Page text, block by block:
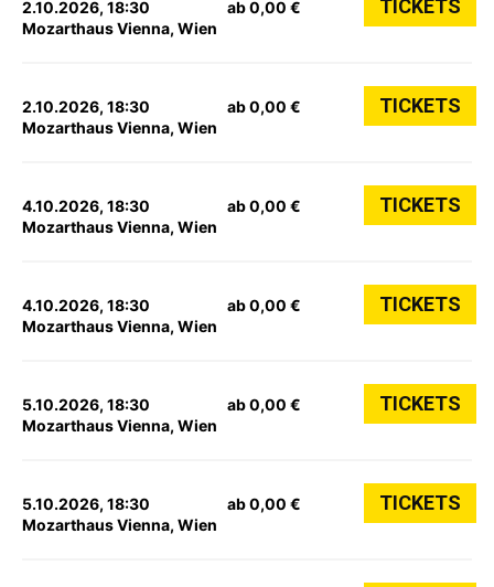
2.10.2026, 18:30
Mozarthaus Vienna, Wien
ab 0,00 € TICKETS
2.10.2026, 18:30
Mozarthaus Vienna, Wien
ab 0,00 € TICKETS
4.10.2026, 18:30
Mozarthaus Vienna, Wien
ab 0,00 € TICKETS
4.10.2026, 18:30
Mozarthaus Vienna, Wien
ab 0,00 € TICKETS
5.10.2026, 18:30
Mozarthaus Vienna, Wien
ab 0,00 € TICKETS
5.10.2026, 18:30
Mozarthaus Vienna, Wien
ab 0,00 € TICKETS